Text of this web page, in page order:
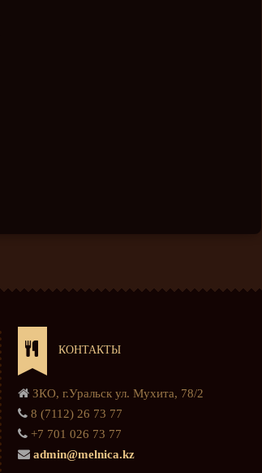
КОНТАКТЫ
ЗКО, г.Уральск ул. Мухита, 78/2
8 (7112) 26 73 77
+7 701 026 73 77
admin@melnica.kz